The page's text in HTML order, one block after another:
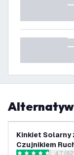
Kinkiet Solarny
Czujnikiem